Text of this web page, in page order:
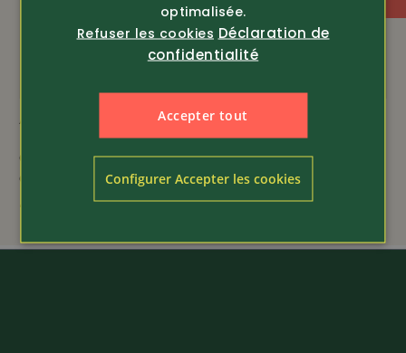
Article 376333
Chemise en coton de
qualité
Article 376132
Chemises en coton en
lot de 2
64.-
optimalisée.
Refuser les cookies Déclaration de
confidentialité
Accepter tout
Configurer Accepter les cookies